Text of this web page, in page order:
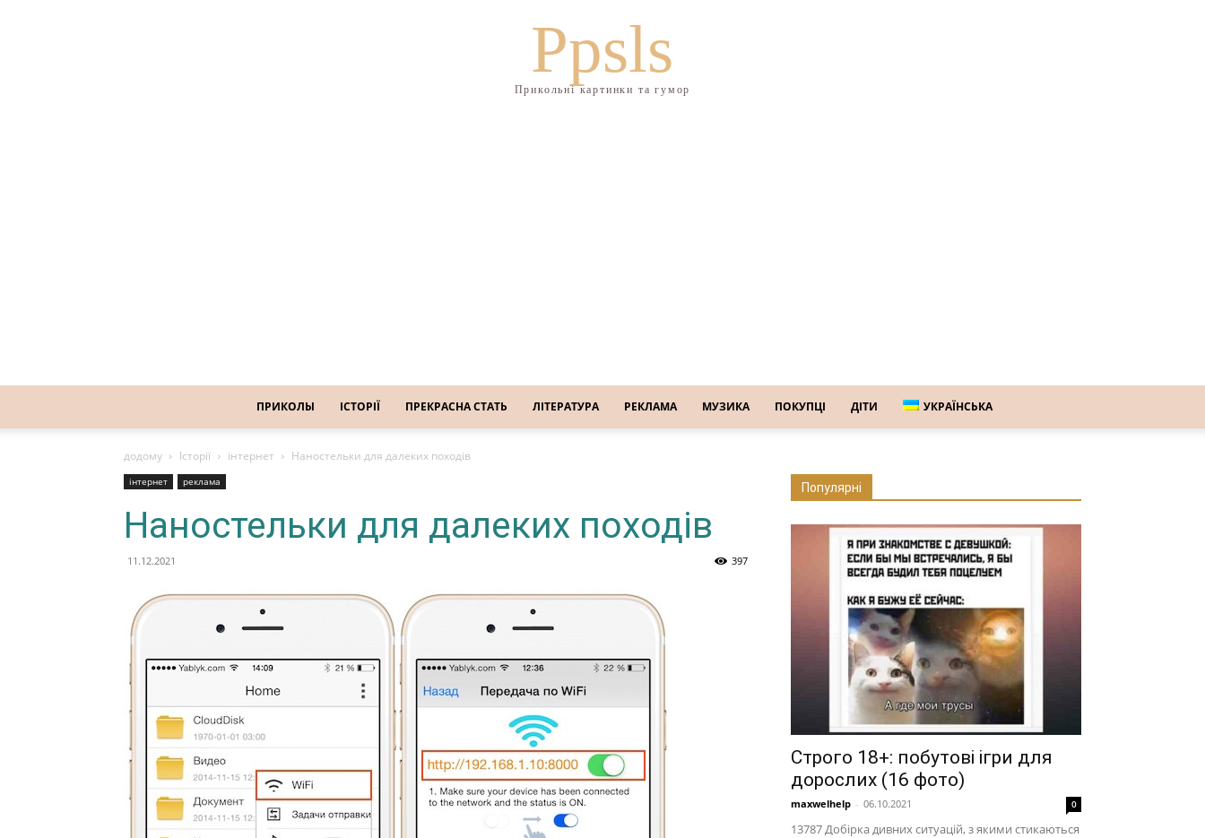
Ppsls
Прикольні картинки та гумор
ПРИКОЛЫ ІСТОРІЇ ПРЕКРАСНА СТАТЬ ЛІТЕРАТУРА РЕКЛАМА МУЗИКА ПОКУПЦІ ДІТИ УКРАЇНСЬКА
додому Історії інтернет Наностельки для далеких походів
інтернет реклама
Наностельки для далеких походів
11.12.2021 397
Популярні
Строго 18+: побутові ігри для
дорослих (16 фото)
maxwelhelp - 06.10.2021 0
13787 Добірка дивних ситуацій, з якими стикаються